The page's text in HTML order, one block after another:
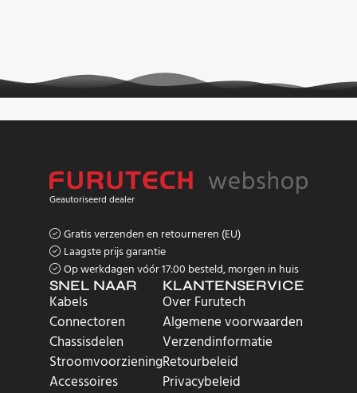
Geautoriseerd dealer
Gratis verzenden en retourneren (EU)
Laagste prijs garantie
Op werkdagen vóór 17:00 besteld, morgen in huis
SNEL NAAR
Kabels
Connectoren
Chassisdelen
Stroomvoorziening
Accessoires
KLANTENSERVICE
Over Furutech
Algemene voorwaarden
Verzendinformatie
Retourbeleid
Privacybeleid